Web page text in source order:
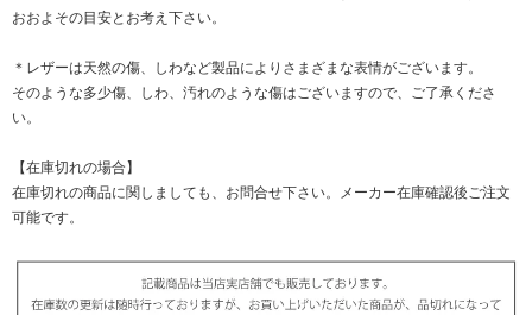
おおよその目安とお考え下さい。
＊レザーは天然の傷、しわなど製品によりさまざまな表情がございます。
そのような多少傷、しわ、汚れのような傷はございますので、ご了承くださ
い。
【在庫切れの場合】
在庫切れの商品に関しましても、お問合せ下さい。メーカー在庫確認後ご注文
可能です。